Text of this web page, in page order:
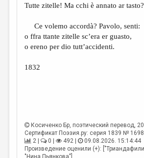
ТРЕДИАКОВСКИЙ
МЕДИА
ВКОНТАКТЕ
Tutte zitelle! Ma cchi è annato ar tasto?
Ce volemo accordà? Pavolo, senti:
o ffra ttante zitelle sc’era er guasto,
o ereno per dio tutt’accidenti.
1832
Косиченко Бр, поэтический перевод,
Сертификат Поэзия.ру: серия 1839 №
2 |
0 | 492 |
09.08.2026. 15:14:44
Произведение оценили (+):
"Нина Пьянкова"]